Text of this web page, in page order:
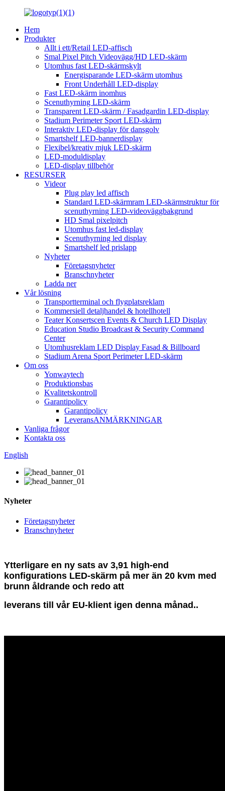
Hem
Produkter
Allt i ett/Retail LED-affisch
Smal Pixel Pitch Videovägg/HD LED-skärm
Utomhus fast LED-skärmskylt
Energisparande LED-skärm utomhus
Front Underhåll LED-display
Fast LED-skärm inomhus
Scenuthyrning LED-skärm
Transparent LED-skärm / Fasadgardin LED-display
Stadium Perimeter Sport LED-skärm
Interaktiv LED-display för dansgolv
Smartshelf LED-bannerdisplay
Flexibel/kreativ mjuk LED-skärm
LED-moduldisplay
LED-display tillbehör
RESURSER
Videor
Plug play led affisch
Standard LED-skärmram LED-skärmstruktur för
scenuthyrning LED-videoväggbakgrund
HD Smal pixelpitch
Utomhus fast led-display
Scenuthyrning led display
Smartshelf led prislapp
Nyheter
Företagsnyheter
Branschnyheter
Ladda ner
Vår lösning
Transportterminal och flygplatsreklam
Kommersiell detaljhandel & hotellhotell
Teater Konsertscen Events & Church LED Display
Education Studio Broadcast & Security Command
Center
Utomhusreklam LED Display Fasad & Billboard
Stadium Arena Sport Perimeter LED-skärm
Om oss
Yonwaytech
Produktionsbas
Kvalitetskontroll
Garantipolicy
Garantipolicy
LeveransANMÄRKNINGAR
Vanliga frågor
Kontakta oss
English
Nyheter
Företagsnyheter
Branschnyheter
Ytterligare en ny sats av 3,91 high-end
konfigurations LED-skärm på mer än 20 kvm med
brunn åldrande och redo att
leverans till vår EU-klient igen denna månad..